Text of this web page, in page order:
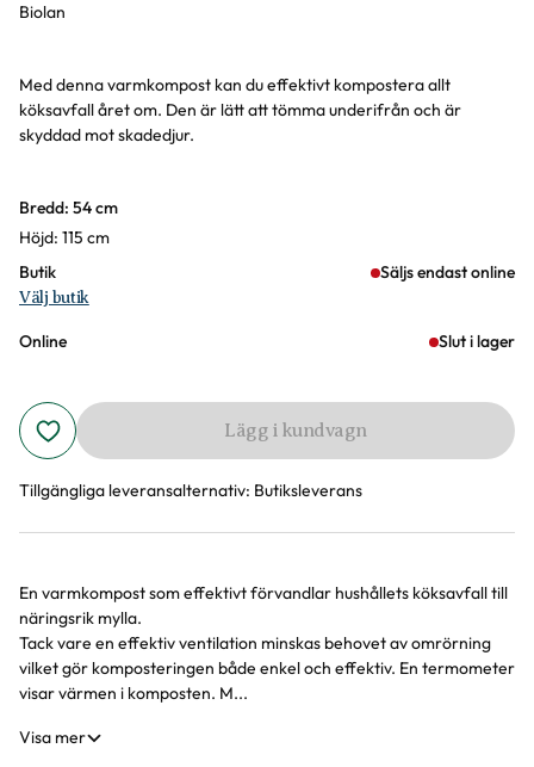
Biolan
Med denna varmkompost kan du effektivt kompostera allt
köksavfall året om. Den är lätt att tömma underifrån och är
skyddad mot skadedjur.
Varianter
Bredd: 54 cm
Höjd: 115 cm
Butik
Säljs endast online
Välj butik
Online Slut i lager
Lägg i kundvagn
Tillgängliga leveransalternativ: Butiksleverans
Produktinformation
En varmkompost som effektivt förvandlar hushållets köksavfall till
näringsrik mylla.
Tack vare en effektiv ventilation minskas behovet av omrörning
vilket gör komposteringen både enkel och effektiv. En termometer
visar värmen i komposten. M...
Visa mer